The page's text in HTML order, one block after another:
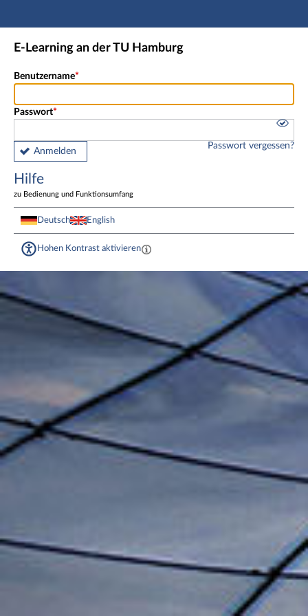
Hauptnavigation
Fußzeile
E-Learning an der TU Hamburg
Benutzername
Passwort
Anmelden
Passwort vergessen?
Hilfe
zu Bedienung und Funktionsumfang
Deutsch English
Hohen Kontrast aktivieren